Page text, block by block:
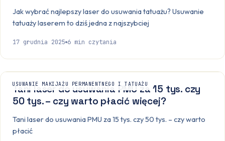
Jak wybrać najlepszy laser do usuwania tatuażu? Usuwanie
tatuaży laserem to dziś jedna z najszybciej
17 grudnia 2025 6 min czytania
USUWANIE MAKIJAŻU PERMANENTNEGO I TATUAŻU
Tani laser do usuwania PMU za 15 tys. czy
50 tys. – czy warto płacić więcej?
Tani laser do usuwania PMU za 15 tys. czy 50 tys. – czy warto
płacić